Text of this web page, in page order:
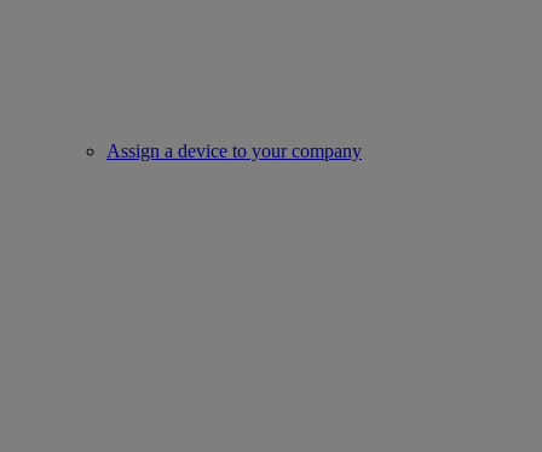
Assign a device to your company